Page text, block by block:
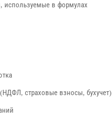
используемые в формулах
страховые взносы, бухучет)